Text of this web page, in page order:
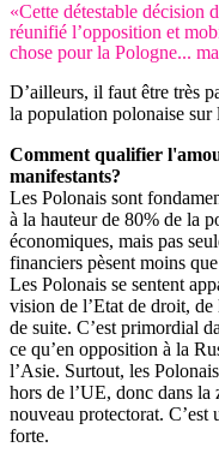
«Cette détestable décision
réunifié l’opposition et
chose pour la Pologne...
D’ailleurs, il faut être très
la population polonaise sur
Comment qualifier
manifestants?
Les Polonais sont
à la hauteur de 80% de la
économiques, mais pas
financiers pèsent moins
Les Polonais se sentent
vision de l’Etat de droit, de
de suite. C’est primordial
ce qu’en opposition à la
l’Asie. Surtout, les
hors de l’UE, donc dans la
nouveau protectorat. C’est
forte.